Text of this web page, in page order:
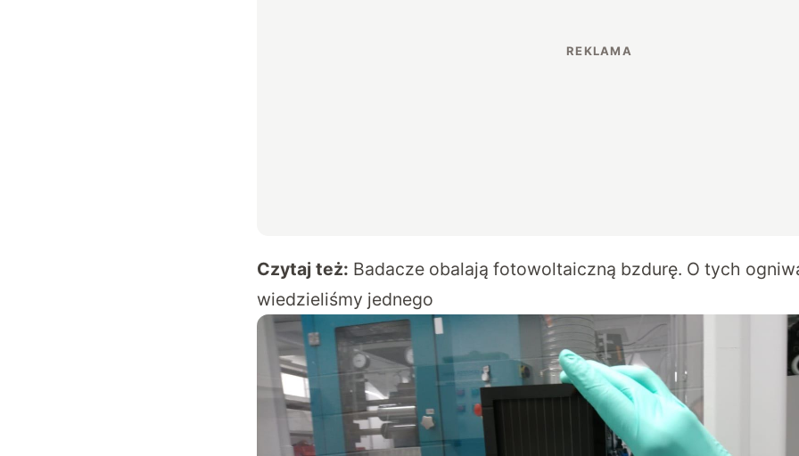
Czytaj też: Badacze obalają fotowoltaiczną bzdurę. O tych
wiedzieliśmy jednego